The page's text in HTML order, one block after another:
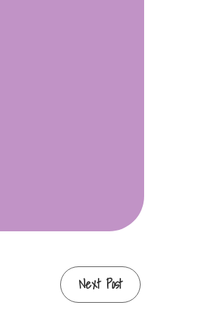
Next Post